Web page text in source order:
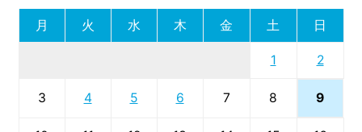
月 火 水 木 金 土 日
1 2
3 4 5 6 7 8 9